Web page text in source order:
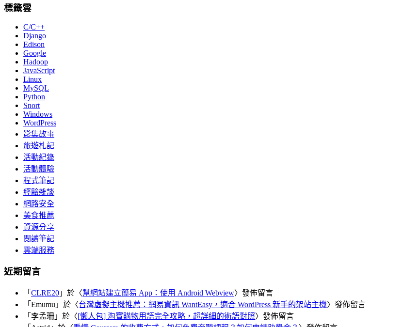
標籤雲
C/C++
Django
Edison
Google
Hadoop
JavaScript
Linux
MySQL
Python
Snort
Windows
WordPress
影集故事
旅遊札記
活動紀錄
活動體驗
程式筆記
經驗雜談
網路安全
美食推薦
資源分享
閱讀筆記
雲端服務
近期留言
「 CLRE20 」於〈幫網站建立簡易 App：使用 Android Webview〉發佈留言
「 Emumu 」於〈台灣虛擬主機推薦：網易資訊 WantEasy，適合 WordPress 新手的架站主機〉發佈留言
「 李孟珊 」於〈[懶人包] 淘寶購物用語完全攻略，超詳細的術語對照〉發佈留言